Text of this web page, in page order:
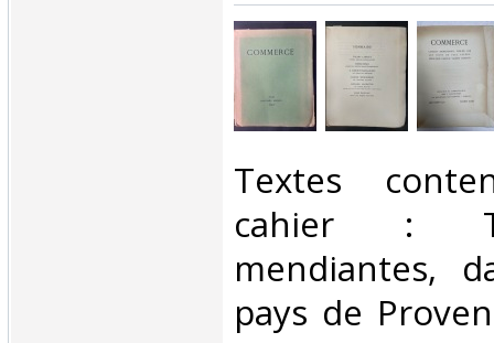
‎Textes
cahier :
mendiantes,
pays de